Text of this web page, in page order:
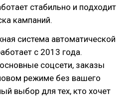
стабильно и подходит
кампаний.
система автоматической
с 2013 года.
соцсети, заказы
режиме без вашего
выбор для тех, кто хочет